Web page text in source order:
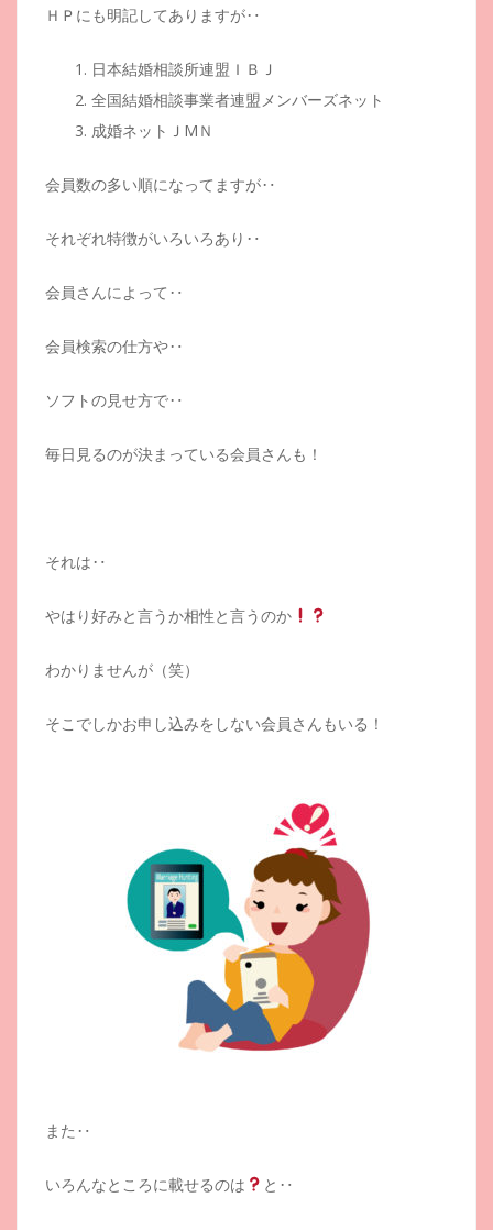
ＨＰにも明記してありますが‥
日本結婚相談所連盟ＩＢＪ
全国結婚相談事業者連盟メンバーズネット
成婚ネットＪМＮ
会員数の多い順になってますが‥
それぞれ特徴がいろいろあり‥
会員さんによって‥
会員検索の仕方や‥
ソフトの見せ方で‥
毎日見るのが決まっている会員さんも！
それは‥
やはり好みと言うか相性と言うのか
わかりませんが（笑）
そこでしかお申し込みをしない会員さんもいる！
また‥
いろんなところに載せるのは と‥